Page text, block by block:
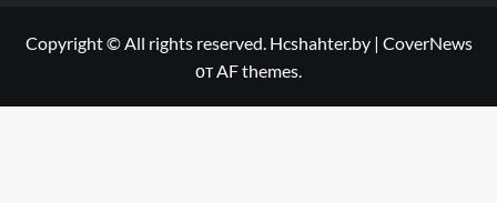
Copyright © All rights reserved. Hcshahter.by | CoverNews
от AF themes.